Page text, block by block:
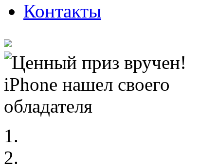
Контакты